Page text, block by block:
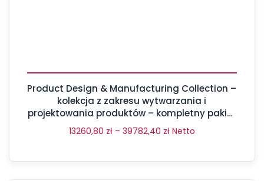
Product Design & Manufacturing Collection –
kolekcja z zakresu wytwarzania i
projektowania produktów – kompletny pakiet
aż 17 programów
13260,80 zł – 39782,40 zł Netto